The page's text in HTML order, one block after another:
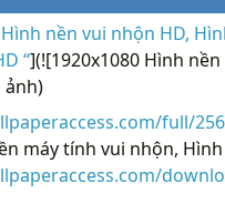
nền vui nhộn HD,
“](![1920x1080 Hình
ảnh)
full/
máy tính vui nhộn, Hình